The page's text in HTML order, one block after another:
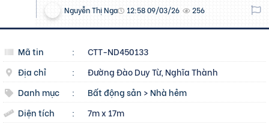
Nguyễn Thị Nga 12:58 09/03/26 256
Mã tin :
CTT-ND450133
Địa chỉ
:
Đường Đào Duy Từ, Nghĩa Thành
Danh mục
: Bất động sản > Nhà hẻm
Diện tích
:
7m x 17m